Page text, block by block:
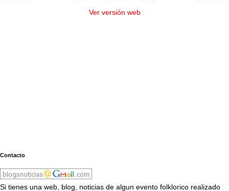
Ver versión web
Contacto
Si tienes una web, blog, noticias de algun evento folklorico realizado